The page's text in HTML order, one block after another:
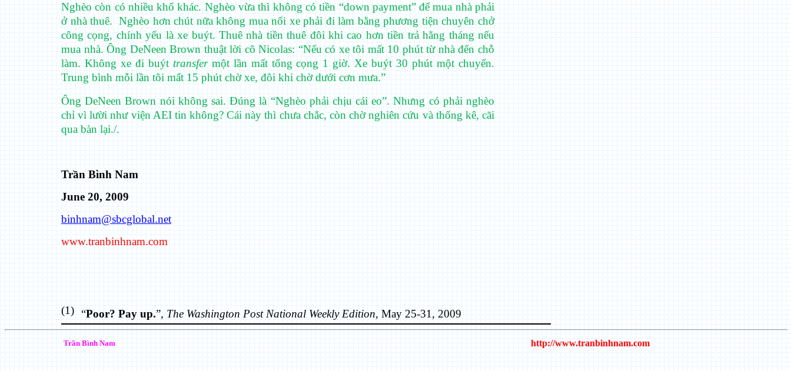
Nghèo còn có nhiều khổ khác. Nghèo vừa thì không có tiền “down payment” để mua nhà phải
ở nhà thuê. Nghèo hơn chút nữa không mua nổi xe phải đi làm bằng phương tiện chuyên chở
công cọng, chính yếu là xe buýt. Thuê nhà tiền thuê đôi khi cao hơn tiền trả hằng tháng nếu
mua nhà. Ông DeNeen Brown thuật lời cô Nicolas: “Nếu có xe tôi mất 10 phút từ nhà đến chỗ
làm. Không xe đi buýttransfermột lần mất tổng cọng 1 giờ. Xe buýt 30 phút một chuyến.
Trung bình mỗi lần tôi mất 15 phút chờ xe, đôi khi chờ dưới cơn mưa.”
Ông DeNeen Brown nói không sai. Đúng là “Nghèo phải chịu cái eo”. Nhưng có phải nghèo
chỉ vì lười như viện AEI tin không? Cái này thì chưa chắc, còn chờ nghiên cứu và thống kê, cãi
qua bàn lại./.
Trần Bình Nam
June 20, 2009
binhnam@sbcglobal.net
www.tranbinhnam.com
(1) “Poor? Pay up.”,The Washington Post National Weekly Edition, May 25-31, 2009
Trần BìnhNam http://www.tranbinhnam.com